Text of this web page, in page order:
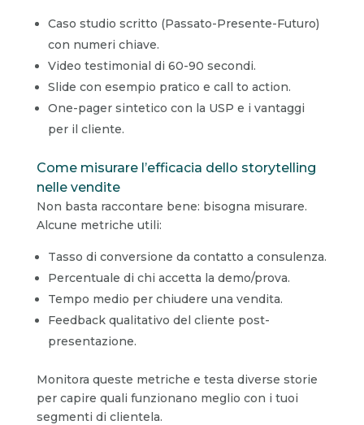
Caso studio scritto (Passato-Presente-Futuro)
con numeri chiave.
Video testimonial di 60-90 secondi.
Slide con esempio pratico e call to action.
One-pager sintetico con la USP e i vantaggi
per il cliente.
Come misurare l’efficacia dello storytelling
nelle vendite
Non basta raccontare bene: bisogna misurare.
Alcune metriche utili:
Tasso di conversione da contatto a consulenza.
Percentuale di chi accetta la demo/prova.
Tempo medio per chiudere una vendita.
Feedback qualitativo del cliente post-
presentazione.
Monitora queste metriche e testa diverse storie
per capire quali funzionano meglio con i tuoi
segmenti di clientela.